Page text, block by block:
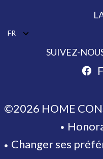
FR
SUIVEZ-
©2026 HOME
Changer ses